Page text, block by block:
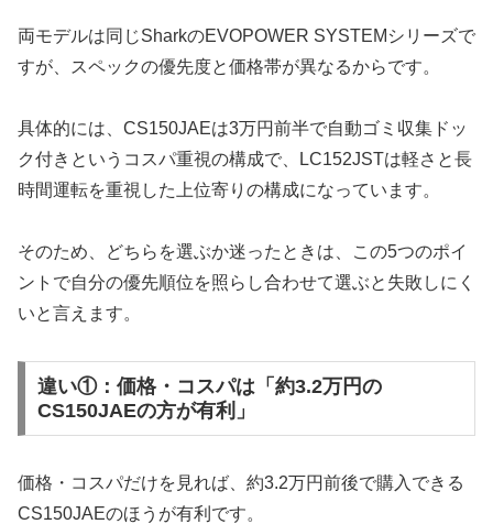
両モデルは同じSharkのEVOPOWER SYSTEMシリーズで
すが、スペックの優先度と価格帯が異なるからです。
具体的には、CS150JAEは3万円前半で自動ゴミ収集ドッ
ク付きというコスパ重視の構成で、LC152JSTは軽さと長
時間運転を重視した上位寄りの構成になっています。
そのため、どちらを選ぶか迷ったときは、この5つのポイ
ントで自分の優先順位を照らし合わせて選ぶと失敗しにく
いと言えます。
違い①：価格・コスパは「約3.2万円の
CS150JAEの方が有利」
価格・コスパだけを見れば、約3.2万円前後で購入できる
CS150JAEのほうが有利です。